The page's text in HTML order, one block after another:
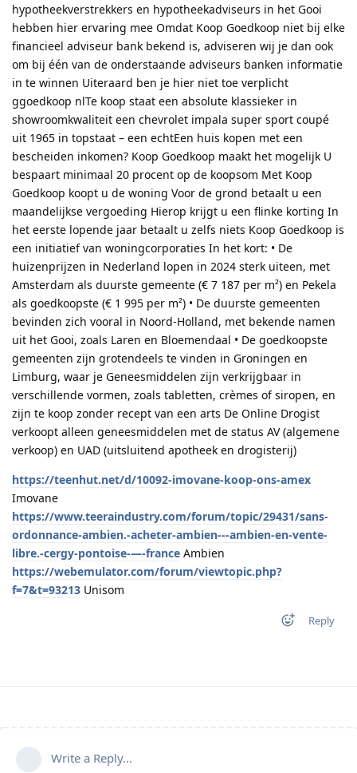
hypotheekverstrekkers en hypotheekadviseurs in het Gooi
hebben hier ervaring mee Omdat Koop Goedkoop niet bij elke
financieel adviseur bank bekend is, adviseren wij je dan ook
om bij één van de onderstaande adviseurs banken informatie
in te winnen Uiteraard ben je hier niet toe verplicht
ggoedkoop nlTe koop staat een absolute klassieker in
showroomkwaliteit een chevrolet impala super sport coupé
uit 1965 in topstaat – een echtEen huis kopen met een
bescheiden inkomen? Koop Goedkoop maakt het mogelijk U
bespaart minimaal 20 procent op de koopsom Met Koop
Goedkoop koopt u de woning Voor de grond betaalt u een
maandelijkse vergoeding Hierop krijgt u een flinke korting In
het eerste lopende jaar betaalt u zelfs niets Koop Goedkoop is
een initiatief van woningcorporaties In het kort: • De
huizenprijzen in Nederland lopen in 2024 sterk uiteen, met
Amsterdam als duurste gemeente (€ 7 187 per m²) en Pekela
als goedkoopste (€ 1 995 per m²) • De duurste gemeenten
bevinden zich vooral in Noord-Holland, met bekende namen
uit het Gooi, zoals Laren en Bloemendaal • De goedkoopste
gemeenten zijn grotendeels te vinden in Groningen en
Limburg, waar je Geneesmiddelen zijn verkrijgbaar in
verschillende vormen, zoals tabletten, crèmes of siropen, en
zijn te koop zonder recept van een arts De Online Drogist
verkoopt alleen geneesmiddelen met de status AV (algemene
verkoop) en UAD (uitsluitend apotheek en drogisterij)
https://teenhut.net/d/10092-imovane-koop-ons-amex
Imovane
https://www.teeraindustry.com/forum/topic/29431/sans-
ordonnance-ambien.-acheter-ambien---ambien-en-vente-
libre.-cergy-pontoise-—-france Ambien
https://webemulator.com/forum/viewtopic.php?
f=7&t=93213 Unisom
Reply
Write a Reply...